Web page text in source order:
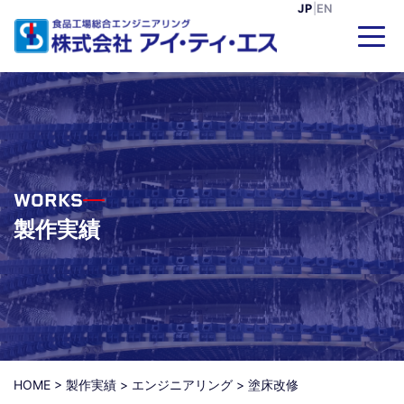
JP EN
WORKS
製作実績
HOME > 製作実績 > エンジニアリング > 塗床改修